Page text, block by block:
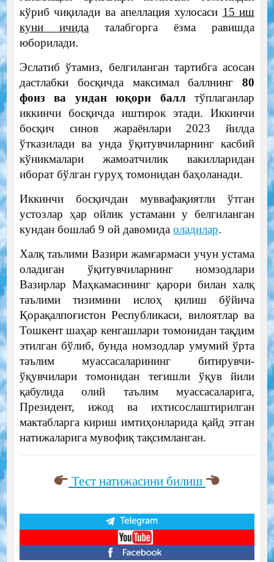
кўриб чиқилади ва апеллация хулосаси 15 иш
куни ичидаталабгорга ёзма равишда
юборилади.
Эслатиб ўтамиз, белгиланган тартибга асосан
дастлабки босқичда максимал баллнинг80
фоиз ва ундан юқори баллтўплаганлар
иккинчи босқичда иштирок этади. Иккинчи
босқич синов жараёнлари 2023 йилда
ўтказилади ва унда ўқитувчиларнинг касбий
кўникмалари жамоатчилик вакилларидан
иборат бўлган гуруҳ томонидан баҳоланади.
Иккинчи босқичдан муввафақиятли ўтган
устозлар ҳар ойлик устамани у белгиланган
кундан бошлаб 9 ой давомида оладилар.
Халқ таълими Вазири жамғармаси учун устама
оладиган ўқитувчиларнинг номзодлари
Вазирлар Маҳкамасининг қарори билан халқ
таълими тизимини ислоҳ қилиш бўйича
Қорақалпоғистон Республикаси, вилоятлар ва
Тошкент шаҳар кенгашлари томонидан тақдим
этилган бўлиб, бунда номзодлар умумий ўрта
таълим муассасаларининг битирувчи-
ўқувчилари томонидан тегишли ўқув йили
қабулида олий таълим муассасаларига,
Президент, ижод ва ихтисослаштирилган
мактабларга кириш имтиҳонларида қайд этган
натижаларига мувофиқ тақсимланган.
Тест натижасини билиш